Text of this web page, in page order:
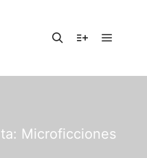
Microficciones